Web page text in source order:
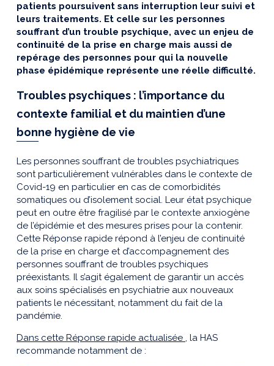
patients poursuivent sans interruption leur suivi et
leurs traitements. Et celle sur les personnes
souffrant d’un trouble psychique, avec un enjeu de
continuité de la prise en charge mais aussi de
repérage des personnes pour qui la nouvelle
phase épidémique représente une réelle difficulté.
Troubles psychiques : l’importance du
contexte familial et du maintien d’une
bonne hygiène de vie
Les personnes souffrant de troubles psychiatriques
sont particulièrement vulnérables dans le contexte de
Covid-19 en particulier en cas de comorbidités
somatiques ou d’isolement social. Leur état psychique
peut en outre être fragilisé par le contexte anxiogène
de l’épidémie et des mesures prises pour la contenir.
Cette Réponse rapide répond à l’enjeu de continuité
de la prise en charge et d’accompagnement des
personnes souffrant de troubles psychiques
préexistants. Il s’agit également de garantir un accès
aux soins spécialisés en psychiatrie aux nouveaux
patients le nécessitant, notamment du fait de la
pandémie.
Dans cette Réponse rapide actualisée , la HAS
recommande notamment de :